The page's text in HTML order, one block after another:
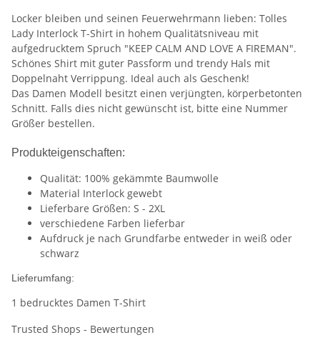
Locker bleiben und seinen Feuerwehrmann lieben: Tolles
Lady Interlock T-Shirt in hohem Qualitätsniveau mit
aufgedrucktem Spruch "KEEP CALM AND LOVE A FIREMAN".
Schönes Shirt mit guter Passform und trendy Hals mit
Doppelnaht Verrippung. Ideal auch als Geschenk!
Das Damen Modell besitzt einen verjüngten, körperbetonten
Schnitt. Falls dies nicht gewünscht ist, bitte eine Nummer
Größer bestellen.
Produkteigenschaften:
Qualität: 100% gekämmte Baumwolle
Material Interlock gewebt
Lieferbare Größen: S - 2XL
verschiedene Farben lieferbar
Aufdruck je nach Grundfarbe entweder in weiß oder
schwarz
Lieferumfang:
1 bedrucktes Damen T-Shirt
Trusted Shops - Bewertungen